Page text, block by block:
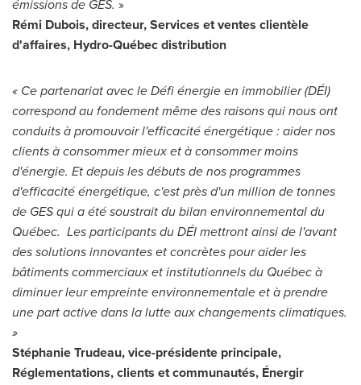
émissions de GES. »
Rémi Dubois, directeur, Services et ventes clientèle
d'affaires, Hydro-Québec distribution
« Ce partenariat avec le Défi énergie en immobilier (DÉI)
correspond au fondement même des raisons qui nous ont
conduits à promouvoir l'efficacité énergétique : aider nos
clients à consommer mieux et à consommer moins
d'énergie. Et depuis les débuts de nos programmes
d'efficacité énergétique, c'est près d'un million de tonnes
de GES qui a été soustrait du bilan environnemental du
Québec. Les participants du DÉI mettront ainsi de l'avant
des solutions innovantes et concrètes pour aider les
bâtiments commerciaux et institutionnels du Québec à
diminuer leur empreinte environnementale et à prendre
une part active dans la lutte aux changements climatiques.
»
Stéphanie Trudeau, vice-présidente principale,
Réglementations, clients et communautés, Énergir